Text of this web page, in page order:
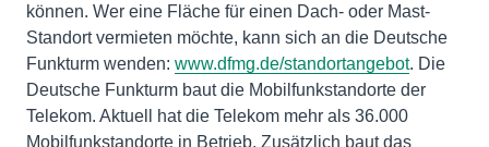
können. Wer eine Fläche für einen Dach- oder Mast-
Standort vermieten möchte, kann sich an die Deutsche
Funkturm wenden: www.dfmg.de/standortangebot. Die
Deutsche Funkturm baut die Mobilfunkstandorte der
Telekom. Aktuell hat die Telekom mehr als 36.000
Mobilfunkstandorte in Betrieb. Zusätzlich baut das